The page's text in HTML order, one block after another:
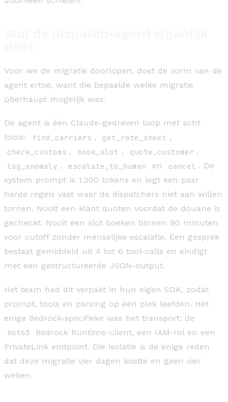
Voor we de migratie doorlopen, doet de vorm van de
agent ertoe, want die bepaalde welke migratie
überhaupt mogelijk was.
De agent is één Claude-gedreven loop met acht
tools:
find_carriers , get_rate_sheet ,
check_customs , book_slot , quote_customer ,
log_anomaly , escalate_to_human en cancel . De
system prompt is 1.200 tokens en legt een paar
harde regels vast waar de dispatchers niet aan willen
tornen. Nooit een klant quoten voordat de douane is
gecheckt. Nooit een slot boeken binnen 90 minuten
voor cutoff zonder menselijke escalatie. Een gesprek
bestaat gemiddeld uit 4 tot 6 tool-calls en eindigt
met een gestructureerde JSON-output.
Het team had dit verpakt in hun eigen SDK, zodat
prompt, tools en parsing op één plek leefden. Het
enige Bedrock-specifieke was het transport: de
boto3
Bedrock Runtime-client, een IAM-rol en een
PrivateLink endpoint. Die isolatie is de enige reden
dat deze migratie vier dagen kostte en geen vier
weken.